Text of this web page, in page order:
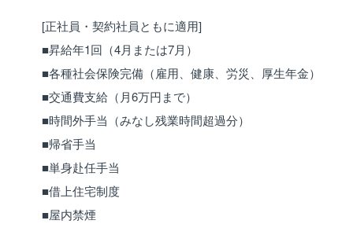
[正社員・契約社員ともに適用]
■昇給年1回（4月または7月）
■各種社会保険完備（雇用、健康、労災、厚生年金）
■交通費支給（月6万円まで）
■時間外手当（みなし残業時間超過分）
■帰省手当
■単身赴任手当
■借上住宅制度
■屋内禁煙